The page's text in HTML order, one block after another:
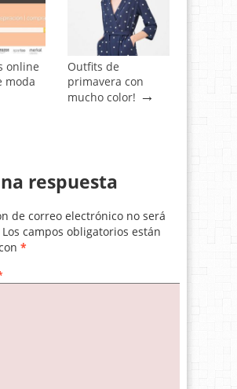
online
moda
Outfits de
primavera con
mucho color! →
respuesta
de correo electrónico no será
Los campos obligatorios están
*